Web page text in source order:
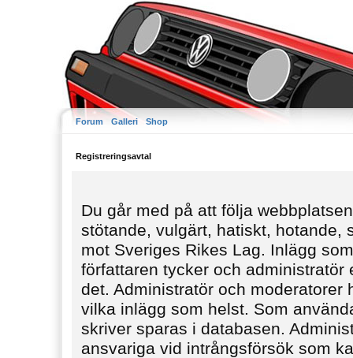
Forum Galleri Shop
Registreringsavtal
Du går med på att följa
stötande, vulgärt, hatiskt, hotande,
mot Sveriges Rikes Lag. Inlägg
författaren tycker och
det. Administratör och moderatorer
vilka inlägg som helst. Som
skriver sparas i databasen.
ansvariga vid intrångsförsök som